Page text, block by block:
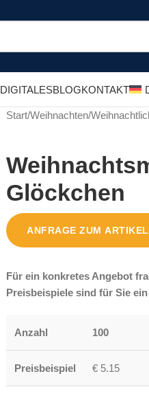
DIGITALESBLOGKONTAKT
Start/Weihnachten/
Glöckchen
ANFRAGE ZUM ARTIKEL
Für ein konkretes Angebot
Preisbeispiele sind für Sie
Anzahl 100
Preisbeispiel € 5.15